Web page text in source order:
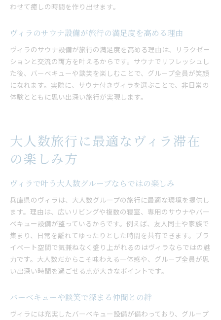
わせて癒しの時間を作り出せます。
ヴィラのサウナ設備が旅行の満足度を高める理由
ヴィラのサウナ設備が旅行の満足度を高める理由は、リラクゼー
ションと交流の両方を叶えるからです。サウナでリフレッシュし
た後、バーベキューや談笑を楽しむことで、グループ全員が笑顔
になれます。実際に、サウナ付きヴィラを選ぶことで、非日常の
体験とともに思い出深い旅行が実現します。
大人数旅行に最適なヴィラ滞在
の楽しみ方
ヴィラで叶う大人数グループならではの楽しみ
兵庫県のヴィラは、大人数グループの旅行に最適な環境を提供し
ます。理由は、広いリビングや複数の寝室、専用のサウナやバー
ベキュー設備が整っているからです。例えば、友人同士や家族で
集まり、日常を離れてゆったりとした時間を共有できます。プラ
イベート空間で気兼ねなく盛り上がれるのはヴィラならではの魅
力です。大人数だからこそ味わえる一体感や、グループ全員が思
い出深い時間を過ごせる点が大きなポイントです。
バーベキューや談笑で深まる仲間との絆
ヴィラには充実したバーベキュー設備が備わっており、グループ